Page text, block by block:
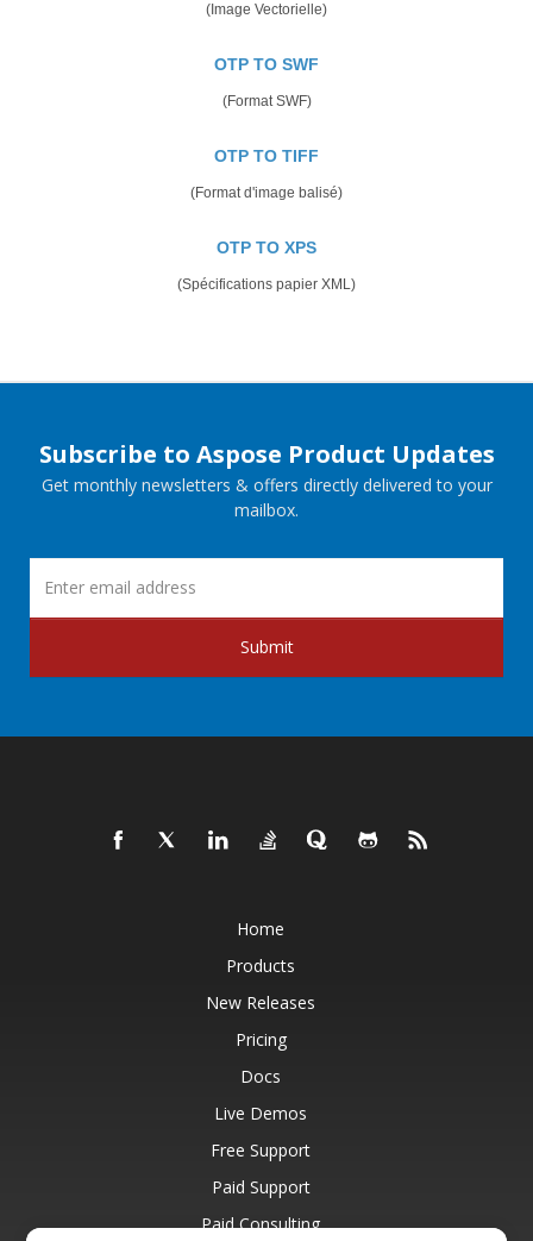
(Image Vectorielle)
OTP TO SWF
(Format SWF)
OTP TO TIFF
(Format d'image balisé)
OTP TO XPS
(Spécifications papier XML)
Subscribe to Aspose Product Updates
Get monthly newsletters & offers directly delivered to your
mailbox.
Submit
Home
Products
New Releases
Pricing
Docs
Live Demos
Free Support
Paid Support
Paid Consulting